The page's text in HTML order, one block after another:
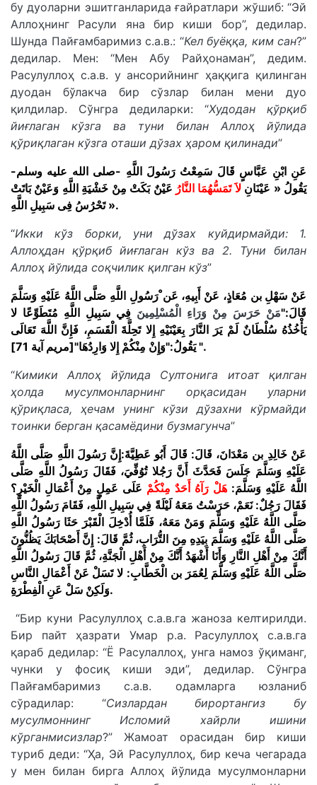
бу дуоларни эшитганларида ғайратлари жўшиб: “Эй
Аллоҳнинг Расули яна бир киши бор”, дедилар.
Шунда Пайғамбаримиз с.а.в.: “Кел буёққа, ким сан?”
дедилар. Мен: “Мен Абу Райҳонаман”, дедим.
Расулуллоҳ с.а.в. у ансорийнинг ҳаққига қилинган
дуодан бўлакча бир сўзлар билан мени дуо
қилдилар. Сўнгра дедиларки: “Худодан қўрқиб
йиғлаган кўзга ва туни билан Аллоҳ йўлида
қўриқлаган кўзга оташи дўзах ҳаром қилинади”
عَنِ ابْنِ عَبَّاسٍ قَالَ سَمِعْتُ رَسُولَ اللَّهِ -صلى الله عليه وسلم-
يَقُولُ « عَيْنَانِلاَ تَمَسُّهُمَا النَّار ُ عَيْنٌ بَكَتْ مِنْ خَشْيَةِ اللَّهِ وَعَيْنٌ بَاتَتْ
تَحْرُسُ فِى سَبِيلِ اللَّهِ ».
“Икки кўз борки, уни дўзах куйдирмайди: 1.
Аллоҳдан қўрқиб йиғлаган кўз ва 2. Туни билан
Аллоҳ йўлида соқчилик қилган кўз”
عَنْ سَهْلِ بن مُعَاذٍ، عَنْ أَبِيهِ، عَن ْرَسُولِ اللَّهِ صَلَّى اللَّهُ عَلَيْهِ وَسَلَّمَ
قَالَ:"مَنْ حَرَسَ مِنْ وَرَاءِ الْمُسْلِمِينَ فِي سَبِيلِ اللَّهِ مُتَطَوِّعًا لا
يَأْخُذُهُ سُلْطَانٌ لَمْ يَرَ النَّارَ بِعَيْنَيْهِ إِلا تَحِلَّةَ الْقَسَمِ، فَإِنَّ اللَّهَ تَعَالَى
يَقُولُ:"وَإِنْ مِنْكُمْ إِلا وَارِدُهَا"[مريم آية 71] ".
“Кимики Аллоҳ йўлида Султонига итоат қилган
ҳолда мусулмонларнинг орқасидан уларни
қўриқласа, ҳечам унинг кўзи дўзахни кўрмайди
тоинки берган қасамёдини бузмагунча”
عَنْ خَالِدِ بن مَعْدَانَ، قَالَ: قَالَ أَبُو عَطِيَّةَ:إِنَّ رَسُولَ اللَّهِ صَلَّى اللَّهُ
عَلَيْهِ وَسَلَّمَ جَلَسَ فَحَدَّثَ أَنَّ رَجُلا تُوُفِّيَ، فَقَالَ رَسُولُ اللَّهِ صَلَّى
اللَّهُ عَلَيْهِ وَسَلَّمَ: هَلْ رَآهُ أَحَدٌ مِنْكُم ْ عَلَى عَمِلٍ مِنْ أَعْمَالِ الْخَيْرِ؟
فَقَالَ رَجُلٌ: نَعَمْ، حَرَسْتُ مَعَهُ لَيْلَةً فِي سَبِيلِ اللَّهِ، فَقَامَ رَسُولُ اللَّهِ
صَلَّى اللَّهُ عَلَيْهِ وَسَلَّمَ وَمَنْ مَعَهُ، فَلَمَّا أُدْخِلَ الْقَبْرَ حَثَا رَسُولُ اللَّهِ
صَلَّى اللَّهُ عَلَيْهِ وَسَلَّمَ بِيَدِهِ مِنَ التُّرَابِ، ثُمَّ قَالَ: إِنَّ أَصْحَابَكَ يَظُنُّونَ
أَنَّكَ مِنْ أَهْلِ النَّارِ وَأَنَا أَشْهَدُ أَنَّكَ مِنْ أَهْلِ الْجَنَّةِ، ثُمَّ قَالَ رَسُولُ اللَّهِ
صَلَّى اللَّهُ عَلَيْهِ وَسَلَّمَ لِعُمَرَ بن الْخَطَّابِ: لا تَسَلْ عَنْ أَعْمَالِ النَّاسِ
وَلَكِنْ سَلْ عَنِ الْفِطْرَةِ.
“Бир куни Расулуллоҳ с.а.в.га жаноза келтирилди.
Бир пайт ҳазрати Умар р.а. Расулуллоҳ с.а.в.га
қараб дедилар: “Ё Расулаллоҳ, унга намоз ўқиманг,
чунки у фосиқ киши эди”, дедилар. Сўнгра
Пайғамбаримиз с.а.в. одамларга юзланиб
сўрадилар: “Сизлардан бирортангиз бу
мусулмоннинг Исломий хайрли ишини
кўрганмисизлар?” Жамоат орасидан бир киши
туриб деди: “Ҳа, Эй Расулуллоҳ, бир кеча чегарада
у мен билан бирга Аллоҳ йўлида мусулмонларни